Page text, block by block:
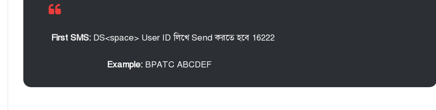
First SMS: DS<space> User ID লিখে Send করতে হবে 16222
Example: BPATC ABCDEF